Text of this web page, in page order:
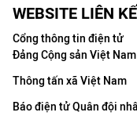
WEBSITE LIÊN
Cổng thông tin điện tử
Đảng Cộng sản Việt Nam
Thông tấn xã Việt Nam
Báo điện tử Quân đội